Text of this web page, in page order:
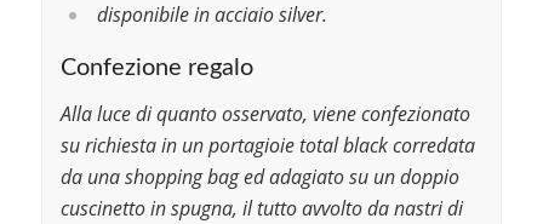
disponibile in acciaio silver.
Confezione regalo
Alla luce di quanto osservato, viene confezionato
su richiesta in un portagioie total black corredata
da una shopping bag ed adagiato su un doppio
cuscinetto in spugna, il tutto avvolto da nastri di